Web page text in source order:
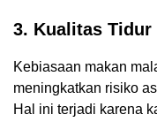
3. Kualitas Tidur
Kebiasaan makan
meningkatkan risiko
Hal ini terjadi karena